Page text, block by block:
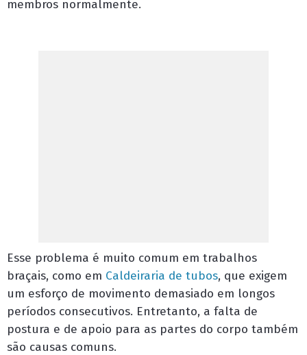
membros normalmente.
Esse problema é muito comum em trabalhos
braçais, como em Caldeiraria de tubos, que exigem
um esforço de movimento demasiado em longos
períodos consecutivos. Entretanto, a falta de
postura e de apoio para as partes do corpo também
são causas comuns.